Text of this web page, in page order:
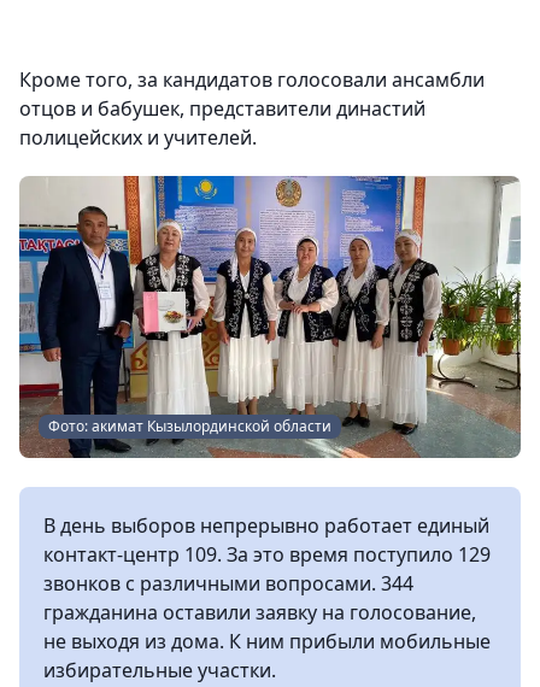
Кроме того, за кандидатов голосовали ансамбли
отцов и бабушек, представители династий
полицейских и учителей.
Фото: акимат Кызылординской области
В день выборов непрерывно работает единый
контакт-центр 109. За это время поступило 129
звонков с различными вопросами. 344
гражданина оставили заявку на голосование,
не выходя из дома. К ним прибыли мобильные
избирательные участки.